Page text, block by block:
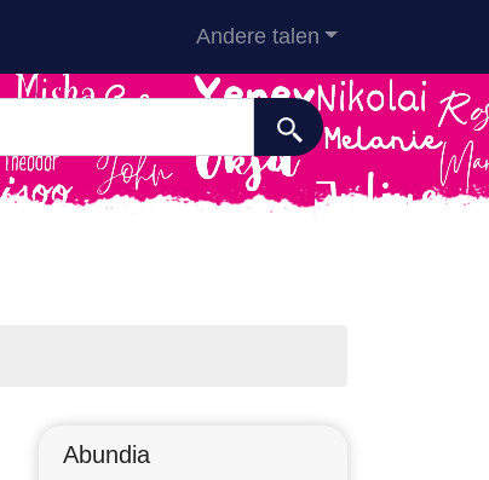
Andere talen
Abundia